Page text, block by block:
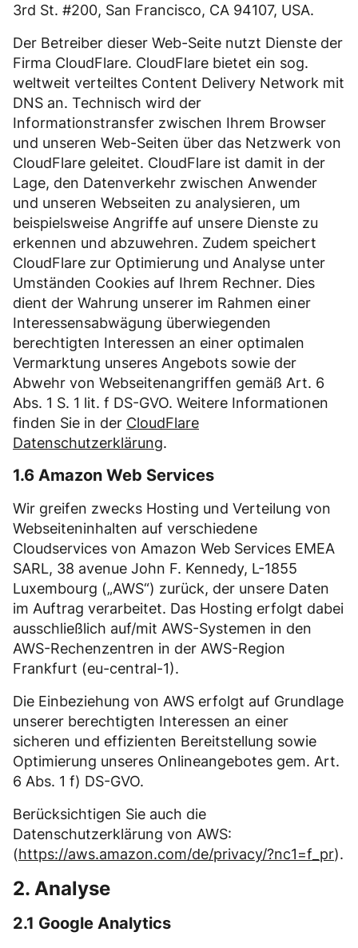
3rd St. #200, San Francisco, CA 94107, USA.
Der Betreiber dieser Web-Seite nutzt Dienste der
Firma CloudFlare. CloudFlare bietet ein sog.
weltweit verteiltes Content Delivery Network mit
DNS an. Technisch wird der
Informationstransfer zwischen Ihrem Browser
und unseren Web-Seiten über das Netzwerk von
CloudFlare geleitet. CloudFlare ist damit in der
Lage, den Datenverkehr zwischen Anwender
und unseren Webseiten zu analysieren, um
beispielsweise Angriffe auf unsere Dienste zu
erkennen und abzuwehren. Zudem speichert
CloudFlare zur Optimierung und Analyse unter
Umständen Cookies auf Ihrem Rechner. Dies
dient der Wahrung unserer im Rahmen einer
Interessensabwägung überwiegenden
berechtigten Interessen an einer optimalen
Vermarktung unseres Angebots sowie der
Abwehr von Webseitenangriffen gemäß Art. 6
Abs. 1 S. 1 lit. f DS-GVO. Weitere Informationen
finden Sie in der CloudFlare
Datenschutzerklärung.
1.6 Amazon Web Services
Wir greifen zwecks Hosting und Verteilung von
Webseiteninhalten auf verschiedene
Cloudservices von Amazon Web Services EMEA
SARL, 38 avenue John F. Kennedy, L-1855
Luxembourg („AWS“) zurück, der unsere Daten
im Auftrag verarbeitet. Das Hosting erfolgt dabei
ausschließlich auf/mit AWS-Systemen in den
AWS-Rechenzentren in der AWS-Region
Frankfurt (eu-central-1).
Die Einbeziehung von AWS erfolgt auf Grundlage
unserer berechtigten Interessen an einer
sicheren und effizienten Bereitstellung sowie
Optimierung unseres Onlineangebotes gem. Art.
6 Abs. 1 f) DS-GVO.
Berücksichtigen Sie auch die
Datenschutzerklärung von AWS:
(https://aws.amazon.com/de/privacy/?nc1=f_pr).
2. Analyse
2.1 Google Analytics